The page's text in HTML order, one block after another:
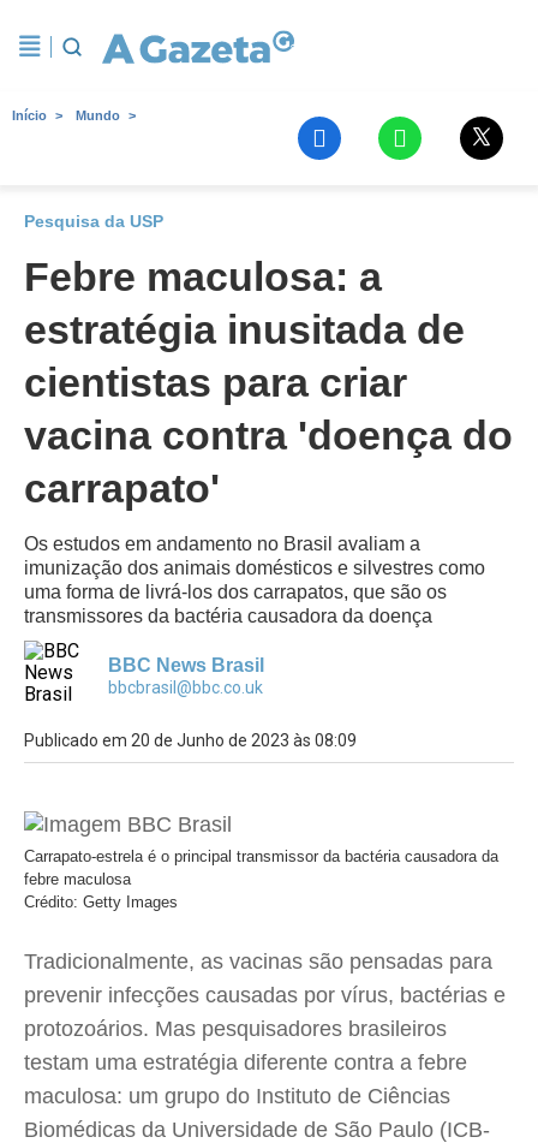
Início Mundo
Pesquisa da USP
Febre maculosa: a
estratégia inusitada de
cientistas para criar
vacina contra 'doença do
carrapato'
Os estudos em andamento no Brasil avaliam a
imunização dos animais domésticos e silvestres como
uma forma de livrá-los dos carrapatos, que são os
transmissores da bactéria causadora da doença
BBC News Brasil
bbcbrasil@bbc.co.uk
Publicado em 20 de Junho de 2023 às 08:09
Carrapato-estrela é o principal transmissor da bactéria causadora da
febre maculosa
Crédito: Getty Images
Tradicionalmente, as vacinas são pensadas para
prevenir infecções causadas por vírus, bactérias e
protozoários. Mas pesquisadores brasileiros
testam uma estratégia diferente contra a febre
maculosa: um grupo do Instituto de Ciências
Biomédicas da Universidade de São Paulo (ICB-